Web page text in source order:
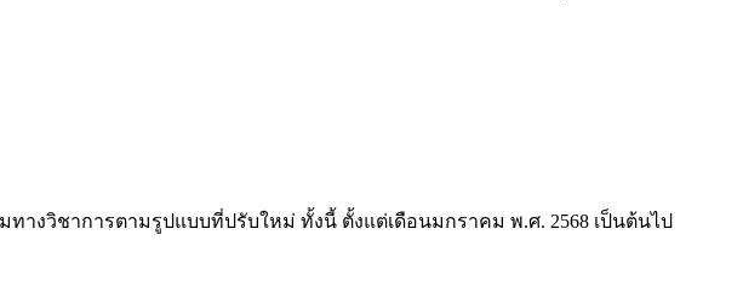
งวิชาการตามรูปแบบที่ปรับใหม่ ทั้งนี้ ตั้งแต่เดือนมกราคม พ.ศ. 2568 เป็นต้นไป